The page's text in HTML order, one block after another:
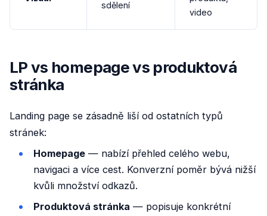
sdělení
video
LP vs homepage vs produktová
stránka
Landing page se zásadně liší od ostatních typů
stránek:
Homepage — nabízí přehled celého webu,
navigaci a více cest. Konverzní poměr bývá nižší
kvůli množství odkazů.
Produktová stránka — popisuje konkrétní